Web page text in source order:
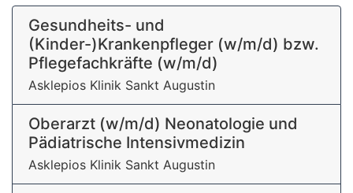
Gesundheits- und
(Kinder-)Krankenpfleger (w/m/d) bzw.
Pflegefachkräfte (w/m/d)
Asklepios Klinik Sankt Augustin
Oberarzt (w/m/d) Neonatologie und
Pädiatrische Intensivmedizin
Asklepios Klinik Sankt Augustin